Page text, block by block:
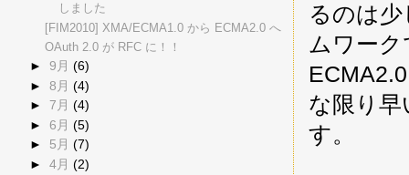
るのは
ムワー
な限り
す。
しました
[FIM2010] XMA/ECMA1.0 から ECMA2.0 へ
OAuth 2.0 が RFC に！！
►9月(6)
►8月(4)
►7月(4)
►6月(5)
► 5月(7)
►4月(2)